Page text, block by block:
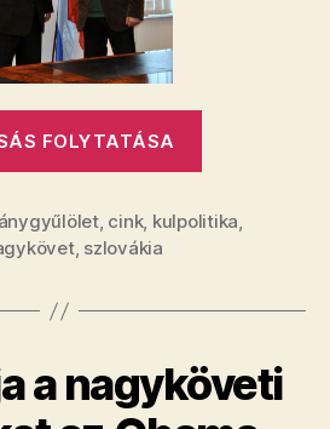
FOLYTATÁSA
pózolt
, cink, kulpolitika,
, szlovákia
a nagyköveti